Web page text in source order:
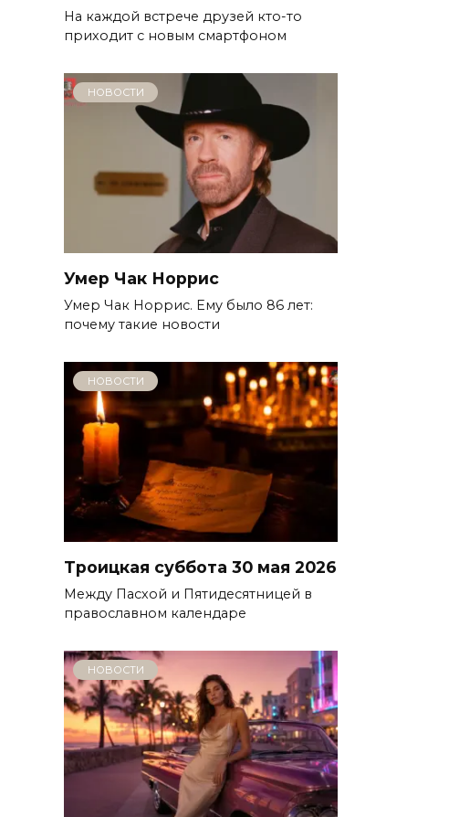
На каждой встрече друзей кто-то
приходит с новым смартфоном
НОВОСТИ
Умер Чак Норрис
Умер Чак Норрис. Ему было 86 лет:
почему такие новости
НОВОСТИ
Троицкая суббота 30 мая 2026
Между Пасхой и Пятидесятницей в
православном календаре
НОВОСТИ